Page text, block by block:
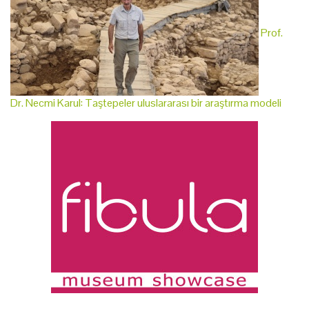
Prof.
Dr. Necmi Karul: Taştepeler uluslararası bir araştırma modeli